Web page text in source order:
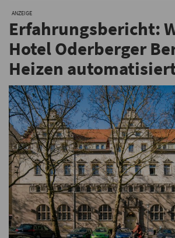
ANZEIGE
Erfahrungsbericht:
Hotel Oderberger
Heizen